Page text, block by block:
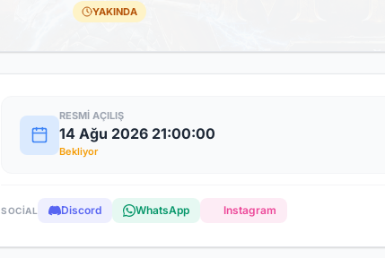
YAKINDA
RESMI AÇILIŞ
14 Ağu 2026 21:00:00
Bekliyor
SOCIAL Discord WhatsApp Instagram